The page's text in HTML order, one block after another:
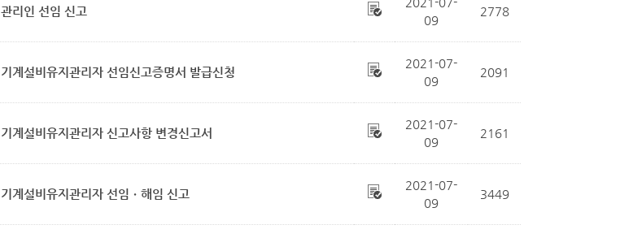
관리인 선임 신고
09
2778
기계설비유지관리자 선임신고증명서 발급신청
2021-07-
09
2091
기계설비유지관리자 신고사항 변경신고서
2021-07-
09
2161
기계설비유지관리자 선임ㆍ해임 신고
2021-07-
09
3449